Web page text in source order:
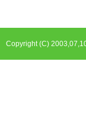
Copyright (C)